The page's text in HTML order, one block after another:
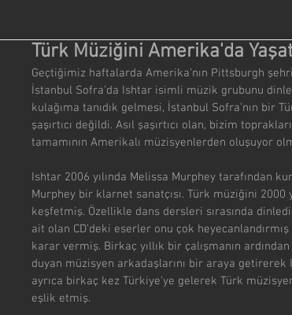
Türk Müziğini Amerika'da
Geçtiğimiz haftalarda Amerika’nın Pittsburgh
İstanbul Sofra’da Ishtar isimli müzik grubunu
kulağıma tanıdık gelmesi, İstanbul Sofra’nın bir
şaşırtıcı değildi. Asıl şaşırtıcı olan, bizim
tamamının Amerikalı müzisyenlerden oluşuyor
Ishtar 2006 yılında Melissa Murphey tarafından
Murphey bir klarnet sanatçısı. Türk müziğini 2000
keşfetmiş. Özellikle dans dersleri sırasında
ait olan CD’deki eserler onu çok
karar vermiş. Birkaç yıllık bir çalışmanın
duyan müzisyen arkadaşlarını bir araya getirerek
ayrıca birkaç kez Türkiye’ye gelerek Türk
eşlik etmiş.